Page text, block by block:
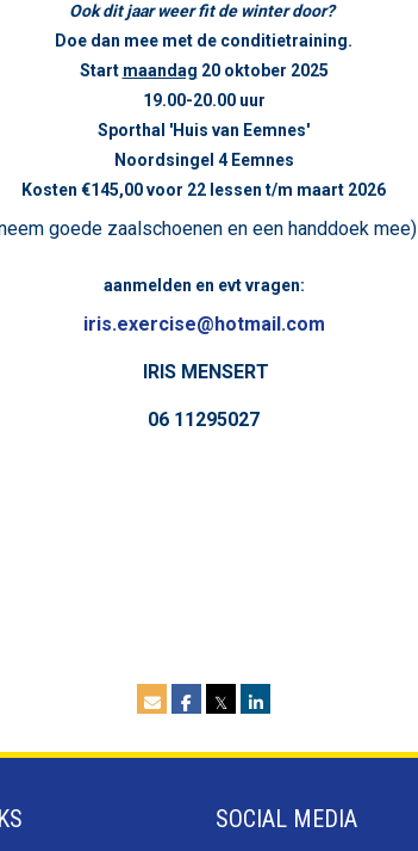
Ook dit jaar weer fit de winter door?
Doe dan mee met de conditietraining.
Start maandag 20 oktober 2025
19.00-20.00 uur
Sporthal 'Huis van Eemnes'
Noordsingel 4 Eemnes
Kosten €145,00 voor 22 lessen t/m maart 2026
goede zaalschoenen en een handdoek mee)
aanmelden en evt vragen:
esicrexe.siri@hotmail.com
IRIS MENSERT
06 11295027
𝕏
SOCIAL MEDIA